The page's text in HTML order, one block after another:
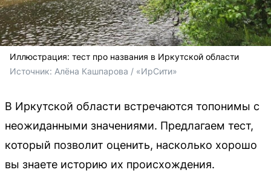
Иллюстрация: тест про названия в Иркутской области
Источник: Алёна Кашпарова / «ИрСити»
В Иркутской области встречаются топонимы с
неожиданными значениями. Предлагаем тест,
который позволит оценить, насколько хорошо
вы знаете историю их происхождения.